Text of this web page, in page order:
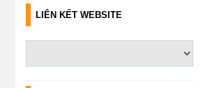
LIÊN KẾT WEBSITE